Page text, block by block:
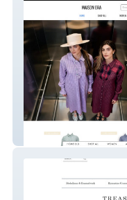
Maison Ora